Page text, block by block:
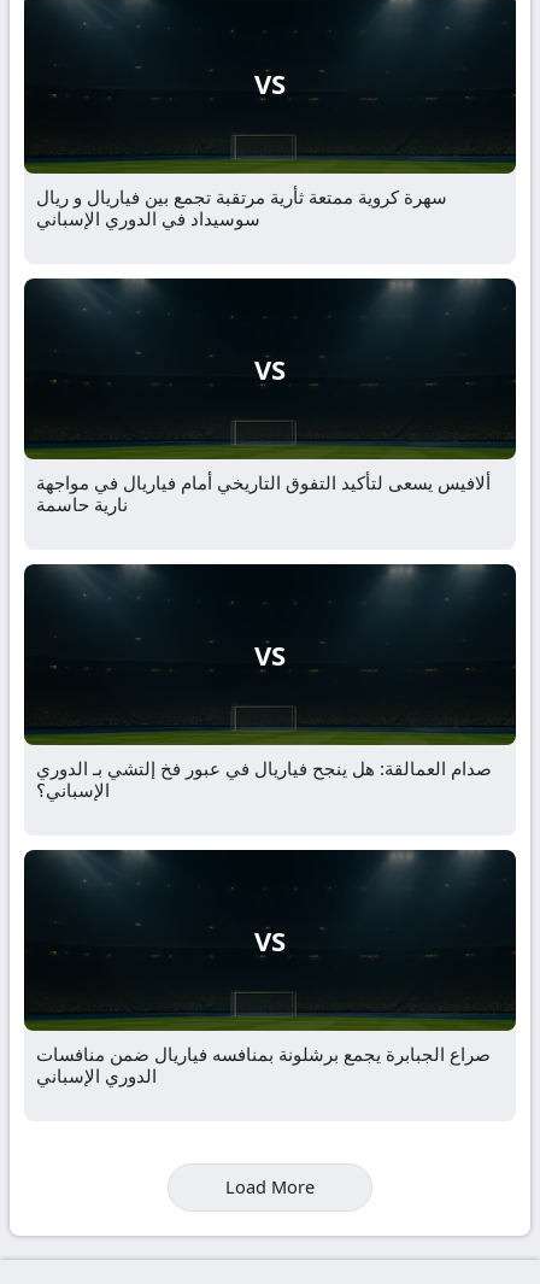
VS
سهرة كروية ممتعة ثأرية مرتقبة تجمع بين فياريال و ريال
سوسيداد في الدوري الإسباني
VS
ألافيس يسعى لتأكيد التفوق التاريخي أمام فياريال في مواجهة
نارية حاسمة
VS
صدام العمالقة: هل ينجح فياريال في عبور فخ إلتشي بـ الدوري
الإسباني؟
VS
صراع الجبابرة يجمع برشلونة بمنافسه فياريال ضمن منافسات
الدوري الإسباني
Load More